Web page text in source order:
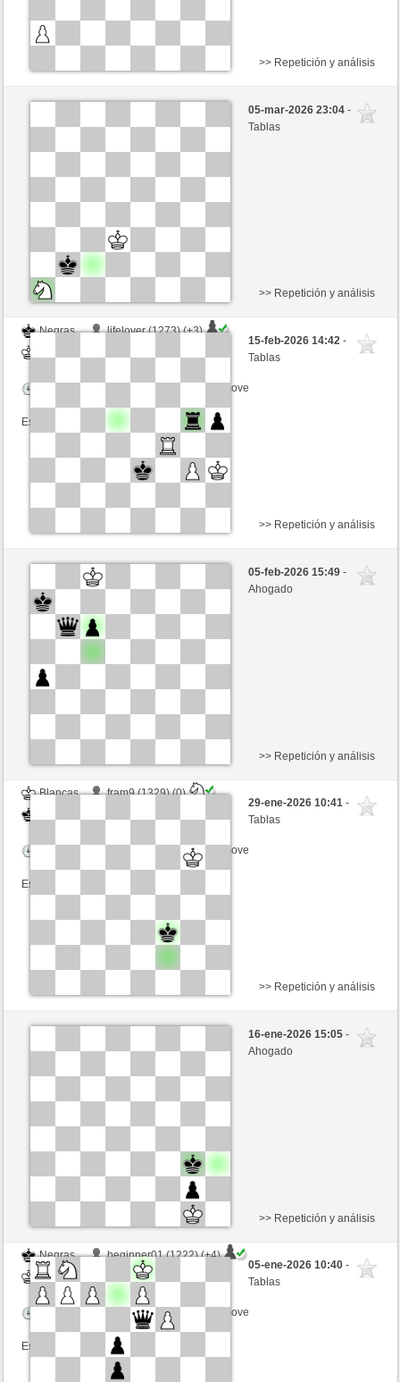
Negras
Ciccio_friccio (1219) (+1)
>> Repetición y análisis
05-mar-2026 23:04-
Tablas
Negras
lifelover (1273) (+3)
Tiempo: 15 minutes/side + 0 seconds/move
Esta partida es por puntos
>> Repetición y análisis
15-feb-2026 14:42-
Tablas
Negras
eiskristall (1375) (-3)
Tiempo: 15 minutes/side + 0 seconds/move
>> Repetición y análisis
05-feb-2026 15:49-
Ahogado
Blancas
fram9 (1329) (0)
Tiempo: 15 minutes/side + 0 seconds/move
Esta partida es por puntos
>> Repetición y análisis
29-ene-2026 10:41-
Tablas
Negras
Matzi (1363) (+1)
>> Repetición y análisis
16-ene-2026 15:05-
Ahogado
Negras
beginner01 (1222) (+4)
Blancas
Ottfried (1316) (-4)
Tiempo: 15 minutes/side + 0 seconds/move
Esta partida es por puntos
>> Repetición y análisis
05-ene-2026 10:40-
Tablas